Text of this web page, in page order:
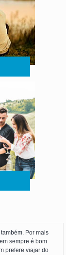
Por mais
sempre é bom
prefere viajar do